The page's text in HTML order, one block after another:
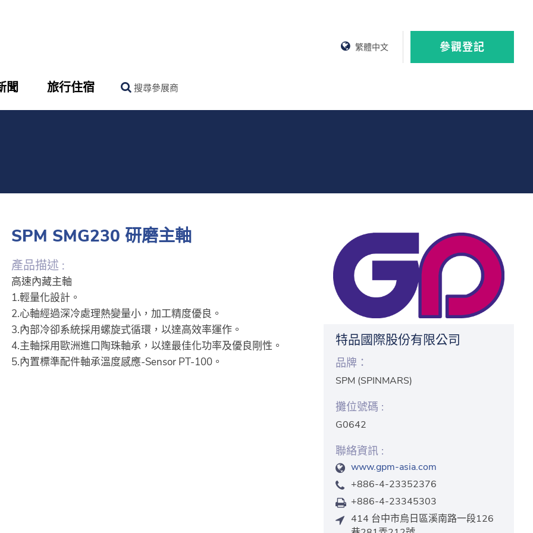
繁體中文 參觀登記
聞 旅行住宿 搜尋參展商
SPM SMG230 研磨主軸
產品描述 :
高速內藏主軸
1.輕量化設計。
2.心軸經過深冷處理熱變量小，加工精度優良。
3.內部冷卻系統採用螺旋式循環，以達高效率運作。
4.主軸採用歐洲進口陶珠軸承，以達最佳化功率及優良剛性。
5.內置標準配件軸承溫度感應-Sensor PT-100。
特品國際股份有限公司
品牌：
SPM (SPINMARS)
攤位號碼 :
G0642
聯絡資訊 :
www.gpm-asia.com
+886-4-23352376
+886-4-23345303
414 台中市烏日區溪南路一段126